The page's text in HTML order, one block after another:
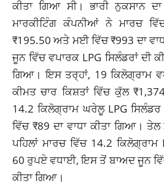
ਕੀਤਾ ਗਿਆ ਸੀ। ਭਾਰੀ ਨੁਕਸਾਨ
ਮਾਰਕੀਟਿੰਗ ਕੰਪਨੀਆਂ ਨੇ ਮਾਰਚ
₹195.50 ਅਤੇ ਮਈ ਵਿੱਚ ₹993 ਦਾ
ਜੂਨ ਵਿੱਚ ਵਪਾਰਕ LPG ਸਿਲੰਡਰਾਂ ਦੀ
ਗਿਆ। ਇਸ ਤਰ੍ਹਾਂ, 19 ਕਿਲੋਗ੍ਰਾਮ
ਕੀਮਤ ਚਾਰ ਕਿਸ਼ਤਾਂ ਵਿੱਚ ਕੁੱਲ
14.2 ਕਿਲੋਗ੍ਰਾਮ ਘਰੇਲੂ LPG ਸਿਲੰਡਰ
ਵਿੱਚ ₹89 ਦਾ ਵਾਧਾ ਕੀਤਾ ਗਿਆ।
ਪਹਿਲਾਂ ਮਾਰਚ ਵਿੱਚ 14.2 ਕਿਲੋਗ੍ਰਾਮ
60 ਰੁਪਏ ਵਧਾਈ, ਇਸ ਤੋਂ ਬਾਅਦ ਜੂਨ
ਕੀਤਾ ਗਿਆ।